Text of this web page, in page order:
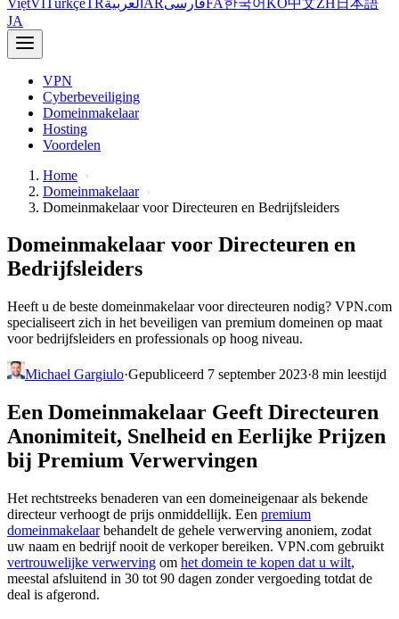
JA
VPN
Cyberbeveiliging
Domeinmakelaar
Hosting
Voordelen
Home
Domeinmakelaar
Domeinmakelaar voor Directeuren en Bedrijfsleiders
Domeinmakelaar voor Directeuren en
Bedrijfsleiders
Heeft u de beste domeinmakelaar voor directeuren nodig? VPN.com
specialiseert zich in het beveiligen van premium domeinen op maat
voor bedrijfsleiders en professionals op hoog niveau.
Michael Gargiulo·Gepubliceerd 7 september 2023·8 min leestijd
Een Domeinmakelaar Geeft Directeuren
Anonimiteit, Snelheid en Eerlijke Prijzen
bij Premium Verwervingen
Het rechtstreeks benaderen van een domeineigenaar als bekende
directeur verhoogt de prijs onmiddellijk. Een premium
domeinmakelaarbehandelt de gehele verwerving anoniem, zodat
uw naam en bedrijf nooit de verkoper bereiken. VPN.com gebruikt
vertrouwelijke verwerving om het domein te kopen dat u wilt,
meestal afsluitend in 30 tot 90 dagen zonder vergoeding totdat de
deal is afgerond.